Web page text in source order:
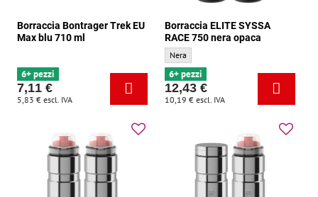
Borraccia Bontrager Trek EU
Max blu 710 ml
6+ pezzi
7,11 €
5,83 € escl. IVA
Borraccia ELITE SYSSA
RACE 750 nera opaca
Borraccia ELITE SYSSA RACE 750 nera
Nera
6+ pezzi
12,43 €
10,19 € escl. IVA